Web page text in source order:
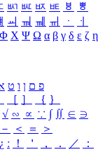
ㅴ ㅵ ㅶ ㅷ ㅸ
ㅹ
ㆉ ㆊ ㆋ ㆌ ㆍ
ㆎ
Φ Χ Ψ Ω α β γ δ ε ζ η
פ ם ן ו ט
［ ］ ｛ ｝
√ ∽ ∝ ∵ ∫ ∬ ∈ ∋
－ ＜ ＝
＞
¿ ː ！ ＇ ， ． ／
：